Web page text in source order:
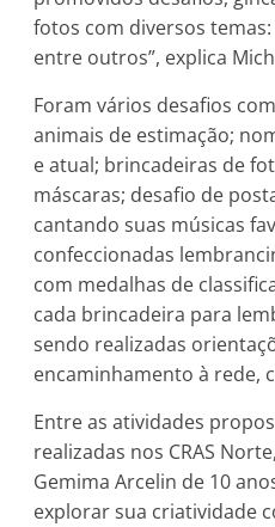
fotos com diversos
entre outros”, explica
Foram vários desafios
animais de estimação;
e atual; brincadeiras de
máscaras; desafio de
cantando suas músicas
confeccionadas
com medalhas de
cada brincadeira para
sendo realizadas
encaminhamento à rede,
Entre as atividades
realizadas nos CRAS
Gemima Arcelin de 10
explorar sua criatividade